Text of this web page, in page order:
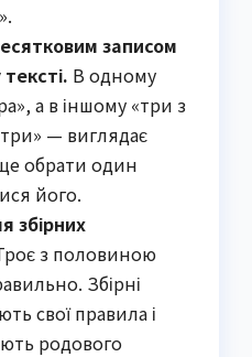
записом
В одному
а в іншому «три з
— виглядає
обрати один
його.
збірних
з половиною
Збірні
свої правила і
родового